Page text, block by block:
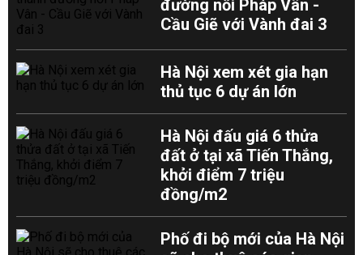
đường nối Pháp Vân -
Cầu Giẽ với Vành đai 3
Hà Nội xem xét gia hạn
thủ tục 6 dự án lớn
Hà Nội đấu giá 6 thửa
đất ở tại xã Tiến Thắng,
khởi điểm 7 triệu
đồng/m2
Phố đi bộ mới của Hà Nội